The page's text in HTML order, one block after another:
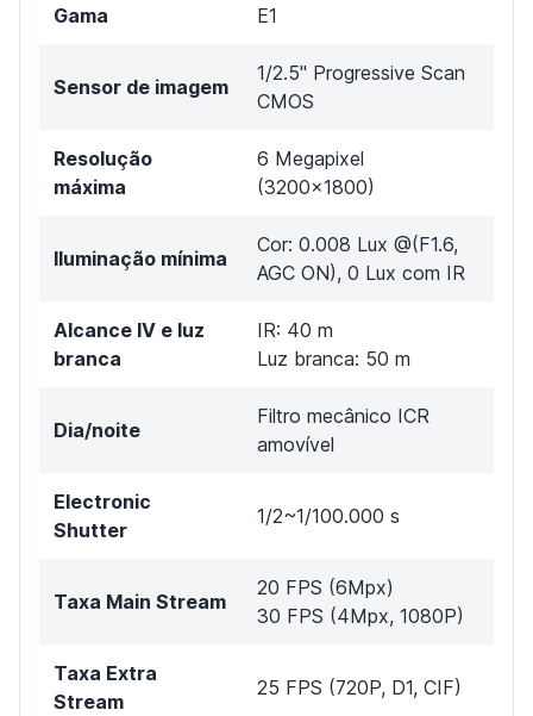
Gama E1
Sensor de imagem
1/2.5" Progressive Scan
CMOS
Resolução
máxima
6 Megapixel
(3200×1800)
Iluminação mínima
Cor: 0.008 Lux @(F1.6,
AGC ON), 0 Lux com IR
Alcance IV e luz
branca
IR: 40 m
Luz branca: 50 m
Dia/noite
Filtro mecânico ICR
amovível
Electronic
Shutter
1/2~1/100.000 s
Taxa Main Stream
20 FPS (6Mpx)
30 FPS (4Mpx, 1080P)
Taxa Extra
Stream
25 FPS (720P, D1, CIF)